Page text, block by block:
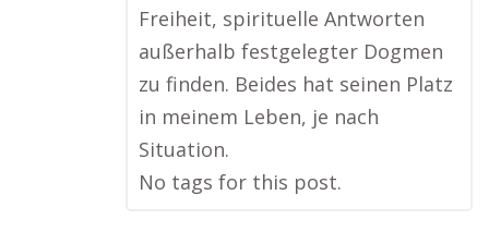
Freiheit, spirituelle Antworten
außerhalb festgelegter Dogmen
zu finden. Beides hat seinen Platz
in meinem Leben, je nach
Situation.
No tags for this post.